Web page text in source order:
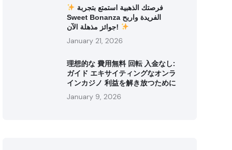
Sweet Bonanza الفريدة واربح
جوائز مذهلة الآن!
January 21, 2026
理想的な 費用無料 回転 入金なし:
ガイド エキサイティングなオンラ
インカジノ 利益を解き放つために
January 9, 2026